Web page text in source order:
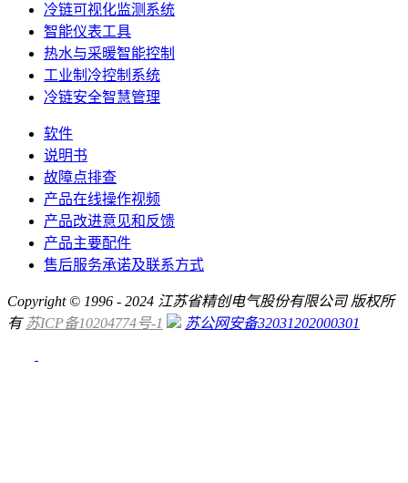
冷链可视化监测系统
智能仪表工具
热水与采暖智能控制
工业制冷控制系统
冷链安全智慧管理
软件
说明书
故障点排查
产品在线操作视频
产品改进意见和反馈
产品主要配件
售后服务承诺及联系方式
Copyright © 1996 - 2024 江苏省精创电气股份有限公司 版权所
有 苏ICP备10204774号-1 苏公网安备32031202000301